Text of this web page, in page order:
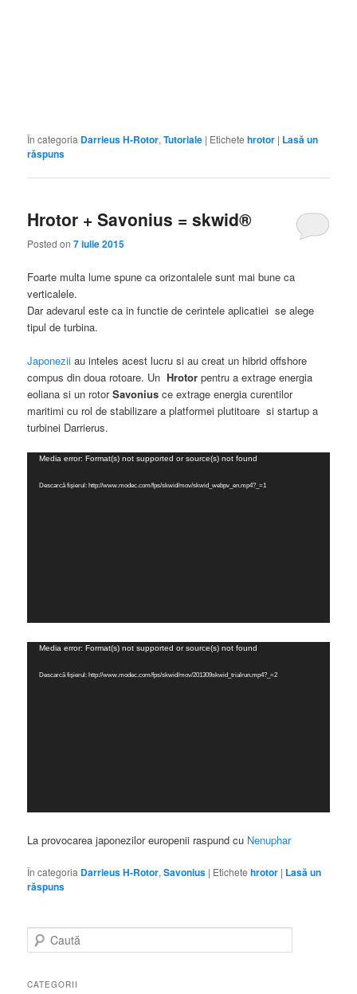
În categoria Darrieus H-Rotor,Tutoriale | Etichete hrotor | Lasă un
răspuns
Hrotor + Savonius = skwid®
Posted on7 iulie 2015
Foarte multa lume spune ca orizontalele sunt mai bune ca
verticalele.
Dar adevarul este ca in functie de cerintele aplicatiei se alege
tipul de turbina.
Japonezii au inteles acest lucru si au creat un hibrid offshore
compus din doua rotoare. UnHrotor pentru a extrage energia
eoliana si un rotorSavonius ce extrage energia curentilor
maritimi cu rol de stabilizare a platformei plutitoare si startup a
turbinei Darrierus.
Player
Media error: Format(s) not supported or source(s) not found
Descarcă fișierul: http://www.modec.com/fps/skwid/mov/skwid_webpv_en.mp4?_=1
Player
Media error: Format(s) not supported or source(s) not found
Descarcă fișierul: http://www.modec.com/fps/skwid/mov/201309skwid_trialrun.mp4?_=2
La provocarea japonezilor europenii raspund cu Nenuphar
În categoria Darrieus H-Rotor,Savonius | Etichete hrotor | Lasă un
răspuns
a
tCATEGORII